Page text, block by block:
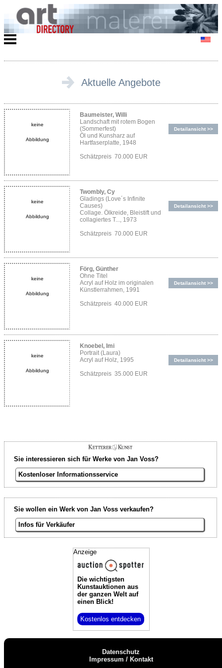
Aktuelle Angebote
keine
Abbildung
Baumeister, Willi
Landschaft mit rotem Bogen
(Sommerfest)
Öl und Kunsharz auf
Hartfaserplatte, 1948
Schätzpreis 70.000 EUR
Detailansicht >>
keine
Abbildung
Twombly, Cy
Gladings (Love´s Infinite
Causes)
Collage. Ölkreide, Bleistift und
collagiertes T..., 1973
Schätzpreis 70.000 EUR
Detailansicht >>
keine
Abbildung
Förg, Günther
Ohne Titel
Acryl auf Holz im originalen
Künstlerrahmen, 1991
Schätzpreis 40.000 EUR
Detailansicht >>
keine
Abbildung
Knoebel, Imi
Portrait (Laura)
Acryl auf Holz, 1995
Schätzpreis 35.000 EUR
Detailansicht >>
Sie interessieren sich für Werke von Jan Voss?
Kostenloser Informationsservice
Sie wollen ein Werk von Jan Voss verkaufen?
Infos für Verkäufer
Anzeige
Die wichtigsten
Kunstauktionenaus
der ganzen Welt auf
einen Blick!
Kostenlos entdecken
Datenschutz
Impressum / Kontakt